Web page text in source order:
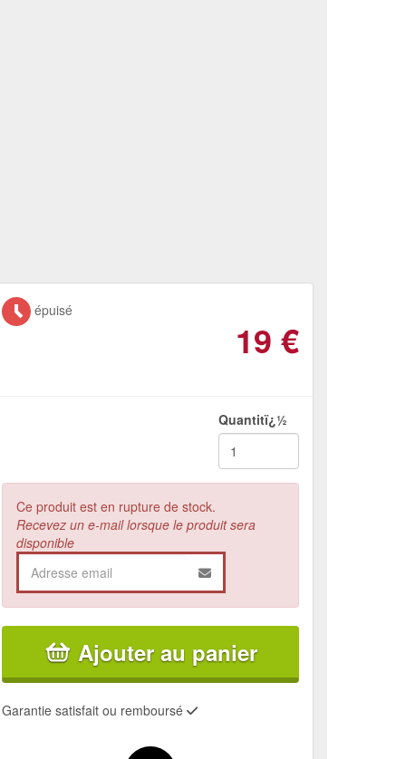
épuisé
19 €
Quantitï¿½
Ce produit est en rupture de stock.
Recevez un e-mail lorsque le produit sera
disponible
Ajouter au panier
Garantie satisfait ou remboursé